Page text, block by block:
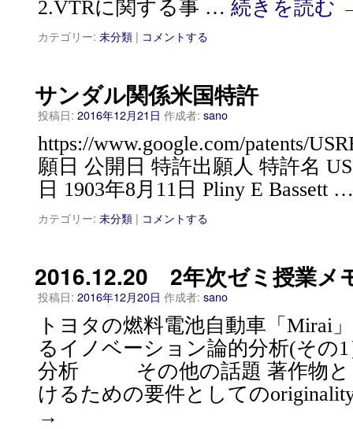
2.VTRに関する事 … 続きを読む
カテゴリー: 未分類 | コメントする
サンダル関係米国特許
投稿日: 2016年12月21日 作成者: sano
https://www.google.com/patents/
願日 公開日 特許出願人 特許名
日 1903年8月11日 Pliny E Bassett
カテゴリー: 未分類 | コメントする
2016.12.20 2年次ゼミ授業メ
投稿日: 2016年12月20日 作成者: sano
トヨタの燃料電池自動車「Mirai
るイノベーション論的分析(その
分析 その他の話題 著作物と
けるための要件としての
→